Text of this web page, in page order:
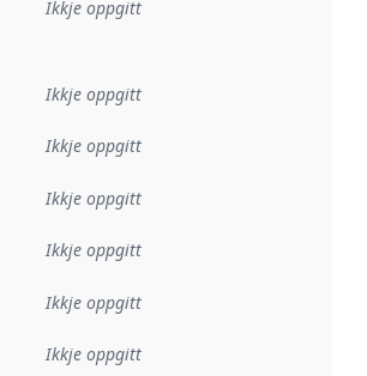
datoen seier når dataa i dette
Ikkje oppgitt
Ikkje oppgitt
Ikkje oppgitt
Ikkje oppgitt
Ikkje oppgitt
Ikkje oppgitt
Ikkje oppgitt